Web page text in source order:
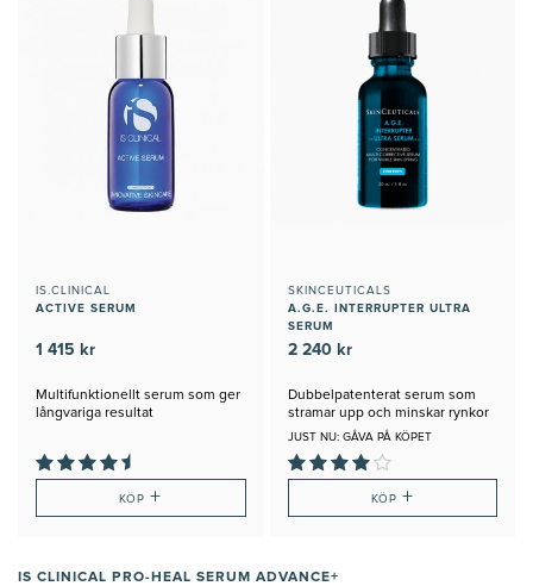
IS.CLINICAL
ACTIVE SERUM
1 415 kr
Multifunktionellt serum som ger
långvariga resultat
KÖP+
SKINCEUTICALS
A.G.E. INTERRUPTER ULTRA
SERUM
2 240 kr
Dubbelpatenterat serum som
stramar upp och minskar rynkor
JUST NU: GÅVA PÅ KÖPET
KÖP +
IS CLINICAL PRO-HEAL SERUM ADVANCE+